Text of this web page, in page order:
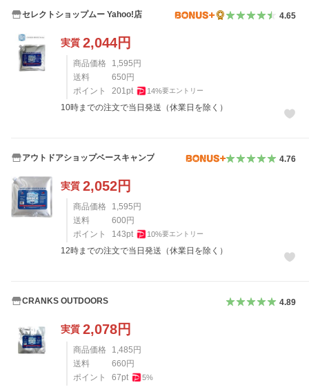
セレクトショップムー Yahoo!店 4.65
実質 2,044円
商品価格 1,595円
送料
650円
ポイント
201 pt 14%要エントリー
10時までの注文で当日発送（休業日を除く）
アウトドアショップベースキャンプ 4.76
実質 2,052円
商品価格 1,595円
送料
600円
ポイント
143pt 10%要エントリー
12時までの注文で当日発送（休業日を除く）
CRANKS OUTDOORS 4.89
実質 2,078円
商品価格 1,485円
送料
660円
ポイント
67pt 5%